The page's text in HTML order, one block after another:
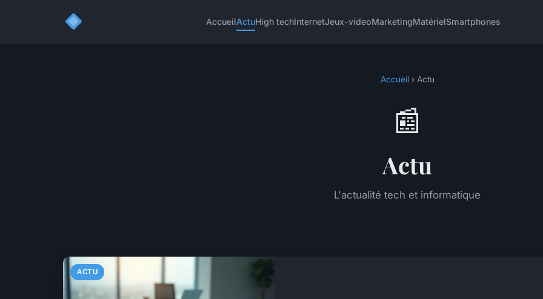
AccueilActuHigh techInternetJeux-videoMarketingMatérielSmartphones
Accueil› Actu
📰
Actu
L'actualité tech et informatique
ACTU